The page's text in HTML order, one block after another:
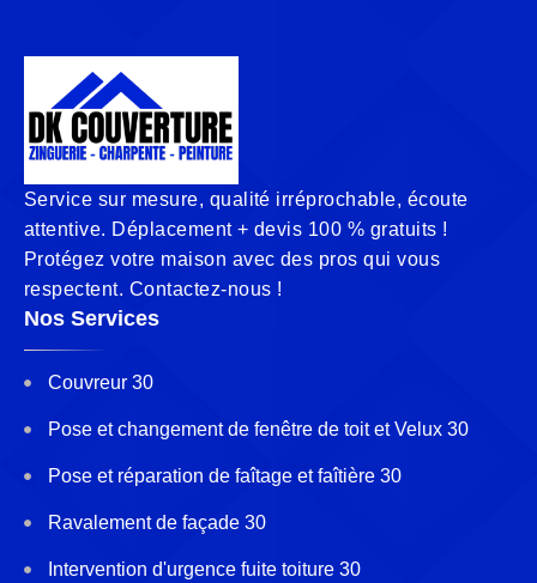
Service sur mesure, qualité irréprochable, écoute
attentive. Déplacement + devis 100 % gratuits !
Protégez votre maison avec des pros qui vous
respectent. Contactez-nous !
Nos Services
Couvreur 30
Pose et changement de fenêtre de toit et Velux 30
Pose et réparation de faîtage et faîtière 30
Ravalement de façade 30
Intervention d'urgence fuite toiture 30